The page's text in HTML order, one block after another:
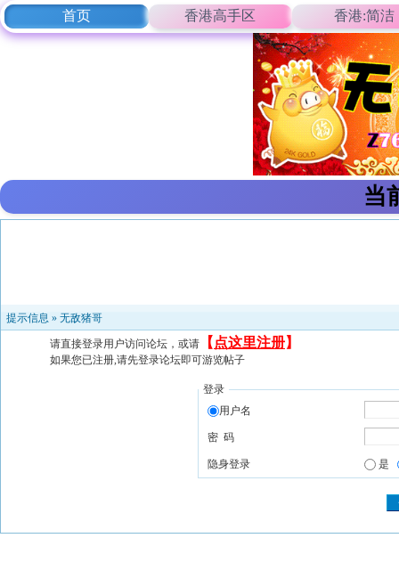
首页 香港高手区 香港:简洁
当
提示信息 » 无敌猪哥
请直接登录用户访问论坛，或请 【 点这里注册】
如果您已注册,请先登录论坛即可游览帖子
登录
用户名
密 码
隐身登录 是